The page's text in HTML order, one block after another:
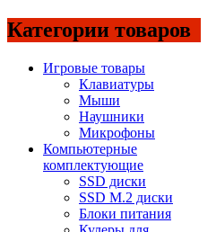
Категории товаров
Игровые товары
Клавиатуры
Мыши
Наушники
Микрофоны
Компьютерные
комплектующие
SSD диски
SSD M.2 диски
Блоки питания